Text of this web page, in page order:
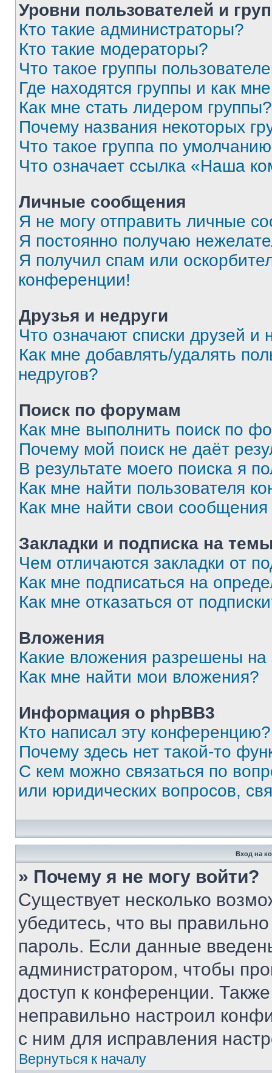
Уровни пользователей и
Кто такие администраторы?
Кто такие модераторы?
Что такое группы
Где находятся группы и как
Как мне стать лидером группы?
Почему названия некоторых
Что такое группа по
Что означает ссылка «Наша
Личные сообщения
Я не могу отправить личные
Я постоянно получаю
Я получил спам или
конференции!
Друзья и недруги
Что означают списки друзей и
Как мне добавлять/удалять
недругов?
Поиск по форумам
Как мне выполнить поиск по
Почему мой поиск не даёт
В результате моего поиска я
Как мне найти пользователя
Как мне найти свои
Закладки и подписка на
Чем отличаются закладки от
Как мне подписаться на
Как мне отказаться от
Вложения
Какие вложения разрешены
Как мне найти мои вложения?
Информация о phpBB3
Кто написал эту конференцию?
Почему здесь нет такой-то
С кем можно связаться по
или юридических вопросов,
Вход на
» Почему я не могу войти?
Существует несколько
убедитесь, что вы
пароль. Если данные
администратором, чтобы
доступ к конференции.
неправильно настроил
с ним для исправления
Вернуться к началу